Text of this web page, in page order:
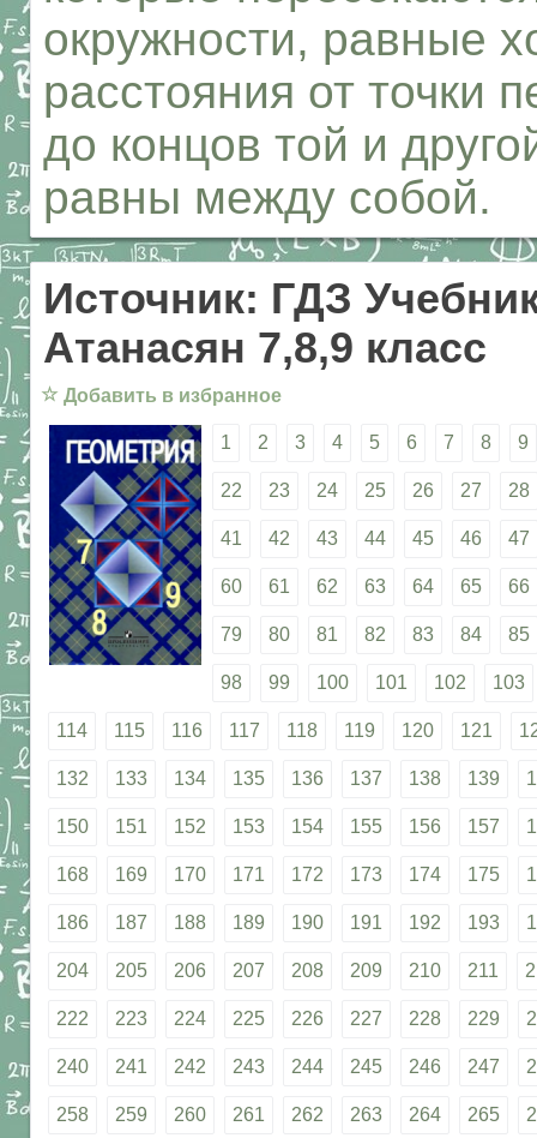
окружности, равные
расстояния от точки
до концов той и
равны между собой.
Источник: ГДЗ
Атанасян 7,8,9 класс
☆ Добавить в избранное
1 2 3 4 5 6 7 8 9
22 23 24 25 26 27 28
41 42 43 44 45 46 47
60 61 62 63 64 65 66
79 80 81 82 83 84 85
98 99 100 101 102 103
114 115 116 117 118 119 120 121
132 133 134 135 136 137 138 139
150 151 152 153 154 155 156 157
168 169 170 171 172 173 174 175
186 187 188 189 190 191 192 193
204 205 206 207 208 209 210 211
222 223 224 225 226 227 228 229
240 241 242 243 244 245 246 247
258 259 260 261 262 263 264 265